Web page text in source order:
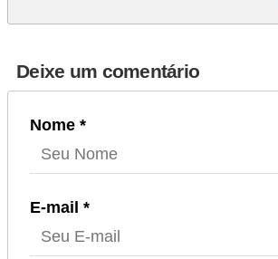
Deixe um comentário
Nome *
E-mail *